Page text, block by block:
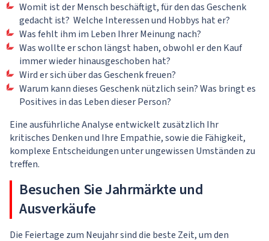
Womit ist der Mensch beschäftigt, für den das Geschenk
gedacht ist? Welche Interessen und Hobbys hat er?
Was fehlt ihm im Leben Ihrer Meinung nach?
Was wollte er schon längst haben, obwohl er den Kauf
immer wieder hinausgeschoben hat?
Wird er sich über das Geschenk freuen?
Warum kann dieses Geschenk nützlich sein? Was bringt es
Positives in das Leben dieser Person?
Eine ausführliche Analyse entwickelt zusätzlich Ihr
kritisches Denken und Ihre Empathie, sowie die Fähigkeit,
komplexe Entscheidungen unter ungewissen Umständen zu
treffen.
Besuchen Sie Jahrmärkte und
Ausverkäufe
Die Feiertage zum Neujahr sind die beste Zeit, um den